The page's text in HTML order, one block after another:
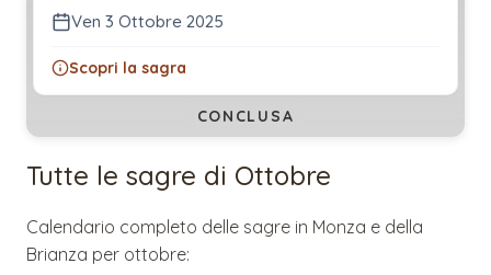
Ven 3 Ottobre 2025
Scopri la sagra
CONCLUSA
Tutte le sagre di Ottobre
Calendario completo delle sagre in Monza e della
Brianza per ottobre: